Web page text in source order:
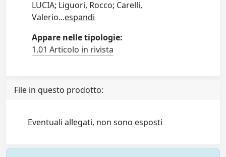
LUCIA; Liguori, Rocco; Carelli,
Valerio...espandi
Appare nelle tipologie:
1.01 Articolo in rivista
File in questo prodotto:
Eventuali allegati, non sono esposti